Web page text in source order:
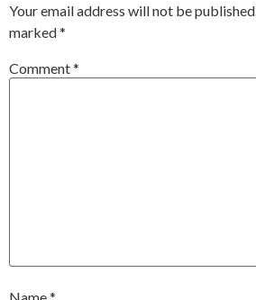
Your email address will not be published.
marked*
Comment*